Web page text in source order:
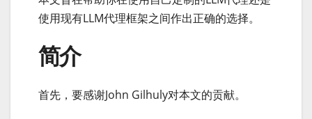
使用现有LLM代理框架之间作出正确的选择。
简介
首先，要感谢John Gilhuly对本文的贡献。